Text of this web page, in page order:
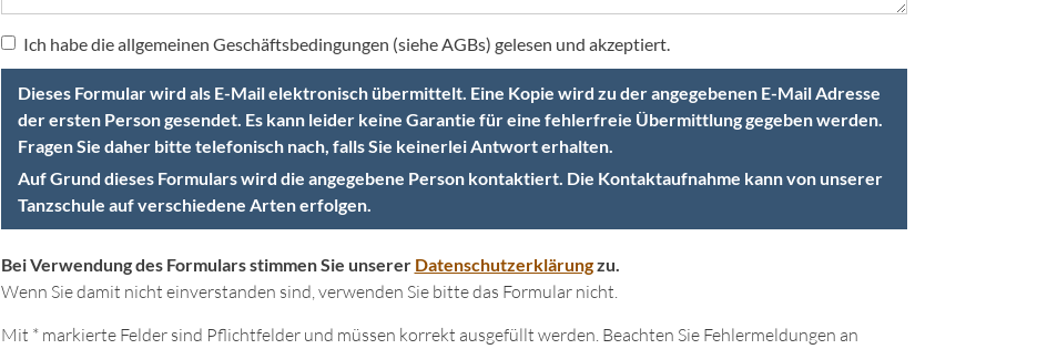
Ich habe die allgemeinen Geschäftsbedingungen (siehe AGBs) gelesen und akzeptiert.
Dieses Formular wird als E-Mail elektronisch übermittelt. Eine Kopie wird zu der angegebenen E-Mail Adresse
der ersten Person gesendet. Es kann leider keine Garantie für eine fehlerfreie Übermittlung gegeben werden.
Fragen Sie daher bitte telefonisch nach, falls Sie keinerlei Antwort erhalten.
Auf Grund dieses Formulars wird die angegebene Person kontaktiert. Die Kontaktaufnahme kann von unserer
Tanzschule auf verschiedene Arten erfolgen.
Bei Verwendung des Formulars stimmen Sie unserer Datenschutzerklärungzu.
Wenn Sie damit nicht einverstanden sind, verwenden Sie bitte das Formular nicht.
Mit * markierte Felder sind Pflichtfelder und müssen korrekt ausgefüllt werden. Beachten Sie Fehlermeldungen an